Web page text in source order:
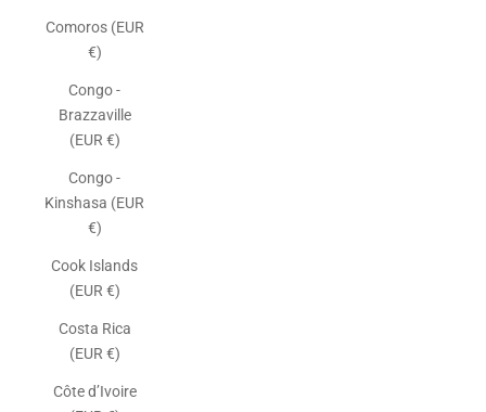
Comoros (EUR
€)
Congo -
Brazzaville
(EUR €)
Congo -
Kinshasa (EUR
€)
Cook Islands
(EUR €)
Costa Rica
(EUR €)
Côte d’Ivoire